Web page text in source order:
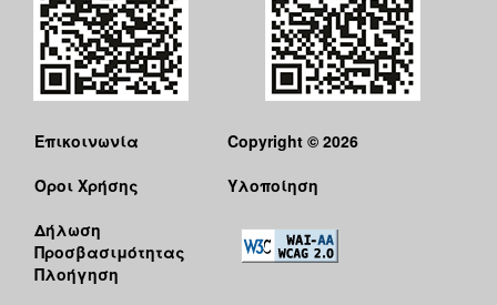
Επικοινωνία
Όροι Χρήσης
Δήλωση
Προσβασιμότητας
Πλοήγηση
Copyright © 2026
Υλοποίηση